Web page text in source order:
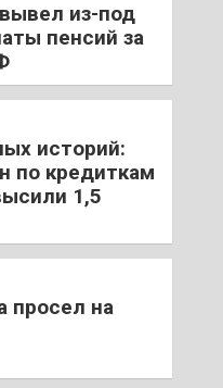
из-под
пенсий за
историй:
по кредиткам
1,5
просел на